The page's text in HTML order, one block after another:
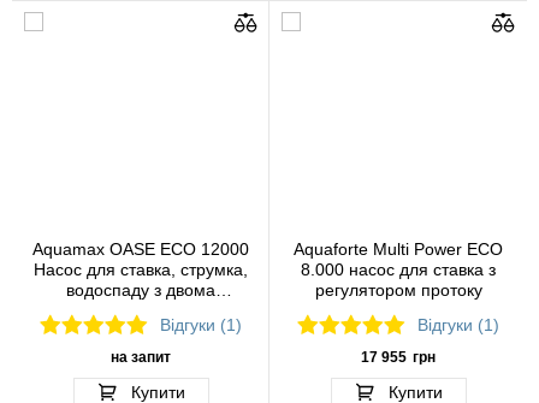
Aquamax OASE ECO 12000
Насос для ставка, струмка,
водоспаду з двома
парканами для води
Відгуки (1)
на запит
Купити
Aquaforte Multi Power ECO
8.000 насос для ставка з
регулятором протоку
Відгуки (1)
17 955 грн
Купити